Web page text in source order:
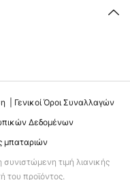
Γενικοί Όροι Συναλλαγών
Δεδομένων
μπαταριών
συνιστώμενη τιμή λιανικής
προϊόντος.